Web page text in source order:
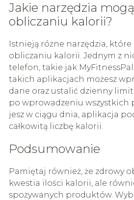
Jakie narzędzia
obliczaniu kalorii?
Istnieją różne narzędzia,
obliczaniu kalorii. Jednym z
telefon, takie jak MyFitnessPal
takich aplikacjach możesz
dane oraz ustalić dzienny
po wprowadzeniu wszystkich
jesz w ciągu dnia, aplikacja
całkowitą liczbę kalorii.
Podsumowanie
Pamiętaj również, że zdrowy
kwestia ilości kalorii, ale
spożywanych produktów.